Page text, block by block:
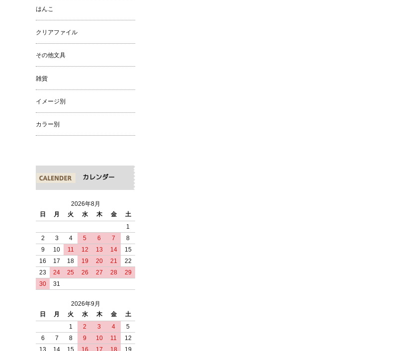
はんこ
クリアファイル
その他文具
雑貨
イメージ別
カラー別
カレンダー
2026年8月
日
月 火 水 木 金
土
1
2
3 4 5 6 7
8
9
10 11 12 13 14
15
16
17 18 19 20 21
22
23
24 25 26 27 28
29
30
31
2026年9月
日
月 火 水 木 金
土
1
2 3 4
5
6
7 8 9 10 11
12
13
14 15 16 17 18 19